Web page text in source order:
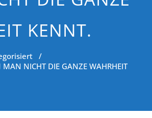
KENNT.
/
MAN NICHT DIE GANZE WAHRHEIT